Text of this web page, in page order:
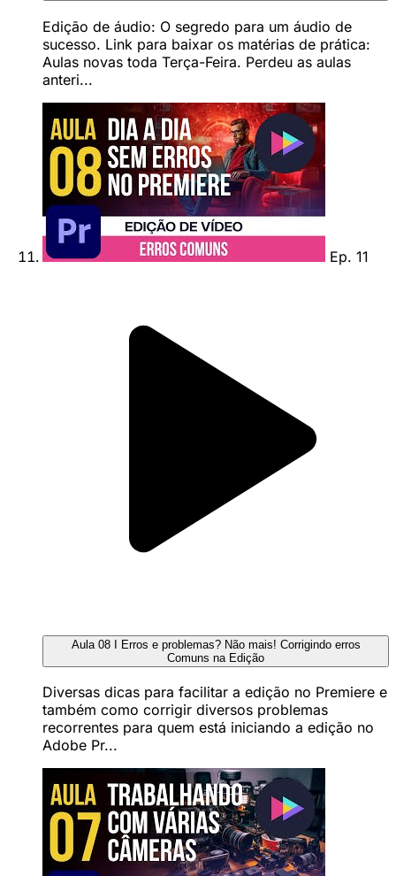
Edição de áudio: O segredo para um áudio de
sucesso. Link para baixar os matérias de prática:
Aulas novas toda Terça-Feira. Perdeu as aulas
anteri...
Ep. 11
Aula 08 I Erros e problemas? Não mais! Corrigindo erros
Comuns na Edição
Diversas dicas para facilitar a edição no Premiere e
também como corrigir diversos problemas
recorrentes para quem está iniciando a edição no
Adobe Pr...